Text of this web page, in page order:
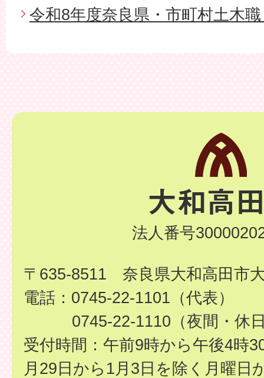
令和8年度奈良県・市町村土木
法人番号
〒635-8511 奈良県大和高田市
電話：0745-22-1101（代表）
0745-22-1110（夜間・休
受付時間：午前9時から午後4時
月29日から1月3日を除く月曜日